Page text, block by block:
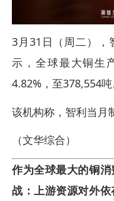
3月31日（周二），
示，全球最大铜生
4.82%，至378,554吨
该机构称，智利当月
（文华综合）
作为全球最大的铜
战：上游资源对外